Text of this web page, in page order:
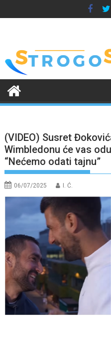
to
(VIDEO) Susret
Wimbledonu će vas
“Nećemo odati tajnu”
06/07/2025 I. Ć.